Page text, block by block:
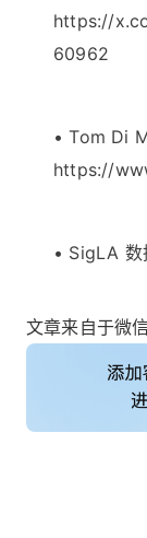
https://
60962
•Tom Di
https://
• SigLA
文章来自于微